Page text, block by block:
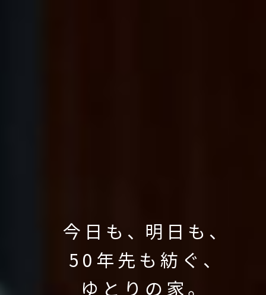
今日も 、 明日も 、
50年先も紡ぐ 、
ゆとりの家。